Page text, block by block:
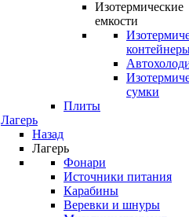
Изотермические
емкости
сумки
Плиты
Лагерь
Назад
Лагерь
Фонари
Источники питания
Карабины
Веревки и шнуры